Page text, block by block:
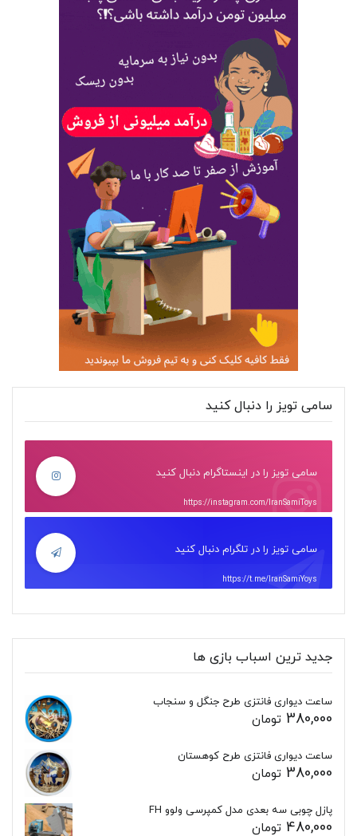
سامی تویز را دنبال کنید
سامی تویز را در اینستاگرام دنبال کنید
https://instagram.com/IranSamiToys
سامی تویز را در تلگرام دنبال کنید
https://t.me/IranSamiYoys
جدید ترین اسباب بازی ها
ساعت دیواری فانتزی طرح جنگل و سنجاب
380,000 تومان
ساعت دیواری فانتزی طرح کوهستان
380,000 تومان
پازل چوبی سه بعدی مدل کمپرسی ولوو FH
480,000 تومان